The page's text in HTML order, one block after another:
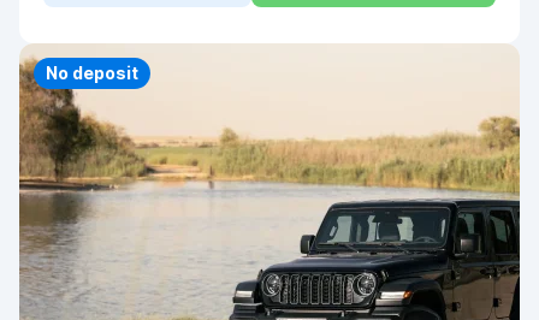
No deposit